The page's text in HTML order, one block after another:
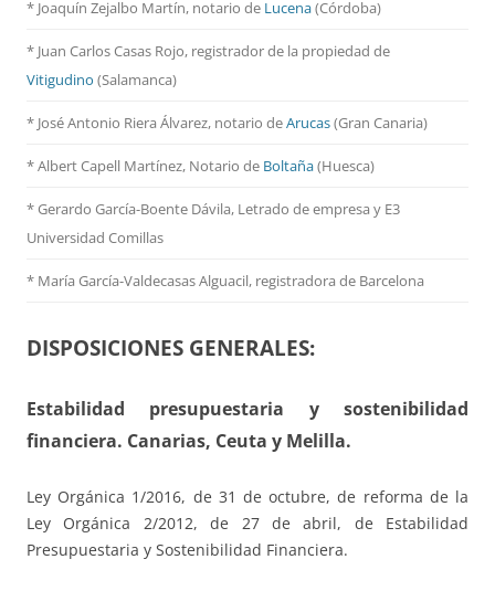
* Joaquín Zejalbo Martín, notario de Lucena(Córdoba)
* Juan Carlos Casas Rojo, registrador de la propiedad de
Vitigudino (Salamanca)
* José Antonio Riera Álvarez, notario deArucas(Gran Canaria)
* Albert Capell Martínez, Notario de Boltaña(Huesca)
* Gerardo García-Boente Dávila, Letrado de empresa y E3
Universidad Comillas
* María García-Valdecasas Alguacil, registradora de Barcelona
DISPOSICIONES GENERALES:
Estabilidad presupuestaria y sostenibilidad
financiera. Canarias, Ceuta y Melilla.
Ley Orgánica 1/2016, de 31 de octubre, de reforma de la
Ley Orgánica 2/2012, de 27 de abril, de Estabilidad
Presupuestaria y Sostenibilidad Financiera.